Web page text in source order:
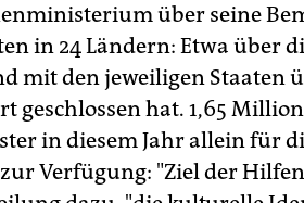
über seine
in 24 Ländern: Etwa über
mit den jeweiligen Staaten
geschlossen hat. 1,65
in diesem Jahr allein für
Verfügung: "Ziel der